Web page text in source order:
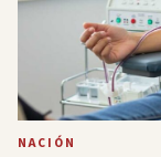
NACIÓN